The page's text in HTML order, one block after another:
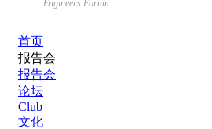
Engineers Forum
首页
报告会
报告会
论坛
Club
文化